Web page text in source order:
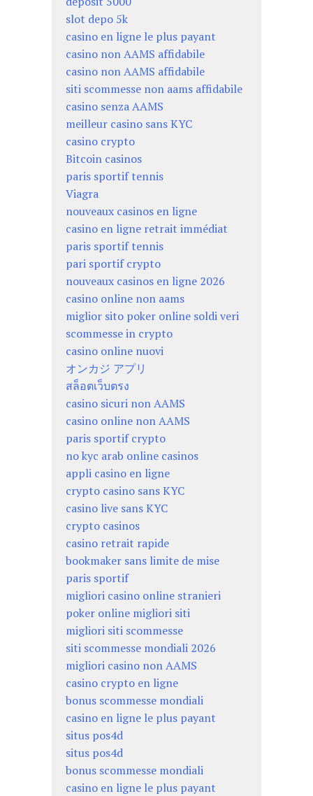
slot depo 5k
casino en ligne le plus payant
casino non AAMS affidabile
casino non AAMS affidabile
siti scommesse non aams affidabile
casino senza AAMS
meilleur casino sans KYC
casino crypto
Bitcoin casinos
paris sportif tennis
Viagra
nouveaux casinos en ligne
casino en ligne retrait immédiat
paris sportif tennis
pari sportif crypto
nouveaux casinos en ligne 2026
casino online non aams
miglior sito poker online soldi veri
scommesse in crypto
casino online nuovi
オンカジ アプリ
สล็อตเว็บตรง
casino sicuri non AAMS
casino online non AAMS
paris sportif crypto
no kyc arab online casinos
appli casino en ligne
crypto casino sans KYC
casino live sans KYC
crypto casinos
casino retrait rapide
bookmaker sans limite de mise
paris sportif
migliori casino online stranieri
poker online migliori siti
migliori siti scommesse
siti scommesse mondiali 2026
migliori casino non AAMS
casino crypto en ligne
bonus scommesse mondiali
casino en ligne le plus payant
situs pos4d
situs pos4d
bonus scommesse mondiali
casino en ligne le plus payant